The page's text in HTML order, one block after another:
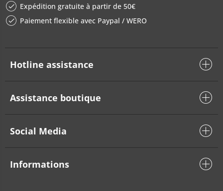
Expédition gratuite à partir de 50€
Paiement flexible avec Paypal / WERO
Hotline assistance
Assistance boutique
Social Media
Informations